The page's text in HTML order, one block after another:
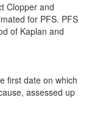
Clopper and
for PFS. PFS
of Kaplan and
first date on which
assessed up